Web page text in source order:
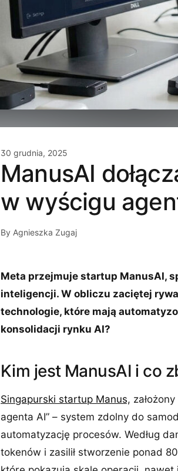
30 grudnia, 2025
ManusAI
w wyścigu
By Agnieszka Zugaj
Meta przejmuje startup ManusAI,
inteligencji. W obliczu zaciętej
technologie, które mają
konsolidacji rynku AI?
Kim jest ManusAI i co
Singapurski startup Manus,
agenta AI” – system zdolny do
automatyzację procesów. Według
tokenów i zasilił stworzenie ponad